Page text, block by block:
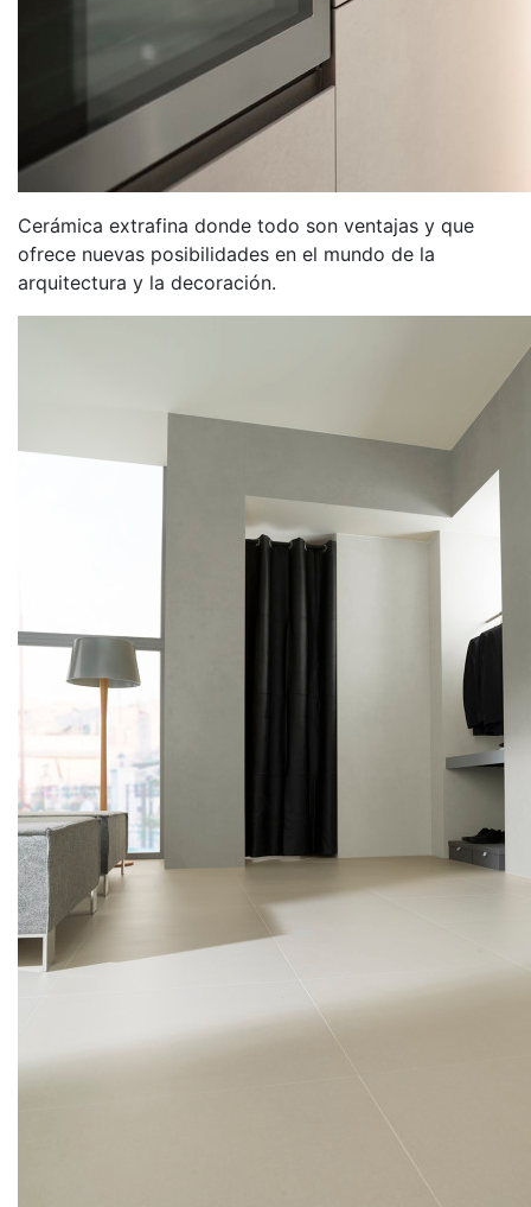
Cerámica extrafina donde todo son ventajas y que
ofrece nuevas posibilidades en el mundo de la
arquitectura y la decoración.